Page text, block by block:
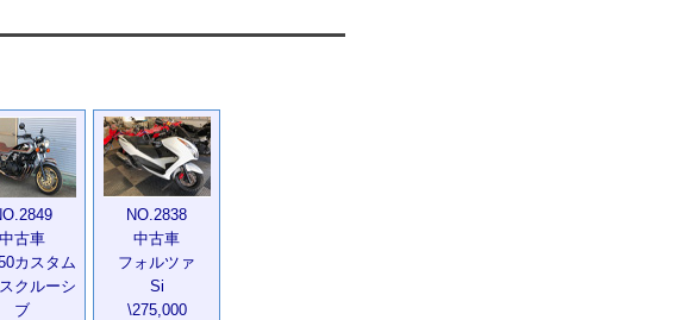
中古車
カスタム
クルーシ
ブ
NO.2838
中古車
フォルツァ
Si
\275,000